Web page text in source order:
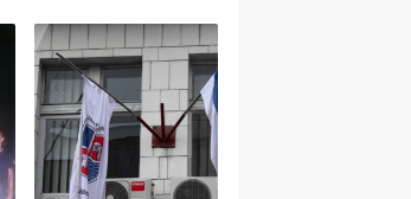
lakšim povredama